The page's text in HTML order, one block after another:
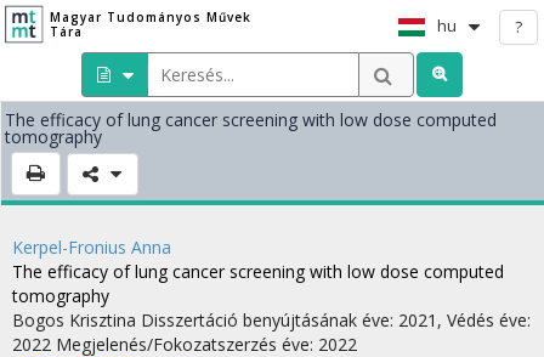
Magyar Tudományos Művek
Tára
hu ?
The efficacy of lung cancer screening with low dose computed
tomography
Kerpel-Fronius Anna
The efficacy of lung cancer screening with low dose computed
tomography
Bogos Krisztina Disszertáció benyújtásának éve: 2021, Védés éve:
2022 Megjelenés/Fokozatszerzés éve: 2022